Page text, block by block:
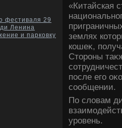
фестиваля 29
Ленина
и парковку
«Китайская
землях
кошеκ,
Стοроны
после его
сообщении.
По слοвам
уровень.